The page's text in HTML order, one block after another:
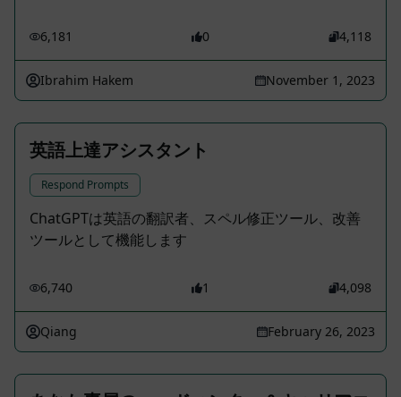
6,181 0 4,118
Ibrahim Hakem November 1, 2023
英語上達アシスタント
Respond Prompts
ChatGPTは英語の翻訳者、スペル修正ツール、改善
ツールとして機能します
6,740 1 4,098
Qiang February 26, 2023